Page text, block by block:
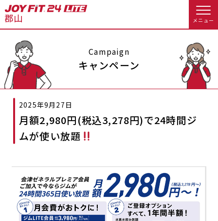
メニュー
店舗トップ
会員様向けのご案内
会員の方へトップ
会員様へのお知らせ
アクセス 店舗情報・サービス
よくあるご質問 店舗へのお問い合わせ
入会のお手続きをする
Appで入会手続き料金・サービス等詳しく見る
入会を悩まれている方へトップ
JOYFIT総合トップ JOYFIT
Campaign
キャンペーン
2025年9月27日
月額2,980円(税込3,278円)で24時間ジ
ムが使い放題